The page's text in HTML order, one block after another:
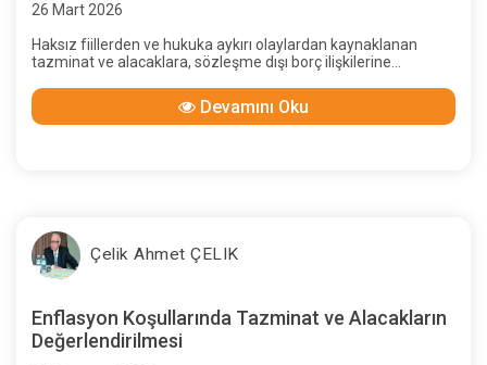
26 Mart 2026
Haksız fiillerden ve hukuka aykırı olaylardan kaynaklanan
tazminat ve alacaklara, sözleşme dışı borç ilişkilerine
değiştirilen yasal düzenlemelerle belirlenmiş; bu konuda
yürütme erkine tanınan yetkiler iki kez Anayasa Mahkemesi
Devamını Oku
Çelik Ahmet ÇELIK
Enflasyon Koşullarında Tazminat ve Alacakların
Değerlendirilmesi